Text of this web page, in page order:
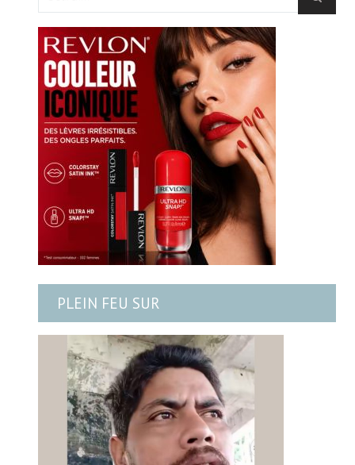
PLEIN FEU SUR